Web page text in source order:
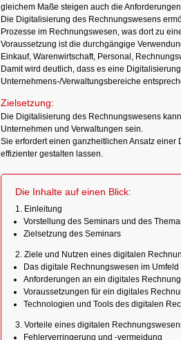
gleichem Maße steigen auch die
Die Digitalisierung des Rechnungswesens
Prozesse im Rechnungswesen, was dort zu
Voraussetzung ist die durchgängige
Einkauf, Warenwirtschaft, Personal,
Damit wird deutlich, dass es eine
Unternehmens-/Verwaltungsbereiche
Zielsetzung:
Die Digitalisierung des Rechnungswesens
Unternehmen und Verwaltungen sein.
Sie erfordert einen ganzheitlichen Ansatz
effizienter gestalten lassen.
Die Inhalte auf einen Blick:
1. Einleitung
Vorstellung des Seminars und des
Zielsetzung des Seminars
2. Ziele und Nutzen eines digitalen
Das digitale Rechnungswesen im
Anforderungen an ein digitales
Voraussetzungen für ein digitales
Technologien und Tools des digitalen
3. Vorteile eines digitalen
Fehlerverringerung und -vermeidung